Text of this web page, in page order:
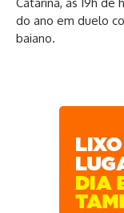
Catarina, às 19h
do ano em duelo
baiano.